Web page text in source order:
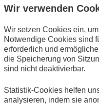
Empfehlungen
E-Rechnung
Teil I: Pflichtangaben
Eschborn2025
Online-Publikation (
Wir verwenden
Wir setzen Cookies ein,
Notwendige Cookies sind
erforderlich und
die Speicherung von
sind nicht deaktivierbar.
Statistik-Cookies helfen
analysieren, indem sie